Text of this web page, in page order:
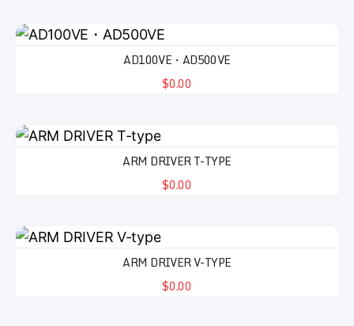
AD100VE・AD500VE
$0.00
ARM DRIVER T-TYPE
$0.00
ARM DRIVER V-TYPE
$0.00